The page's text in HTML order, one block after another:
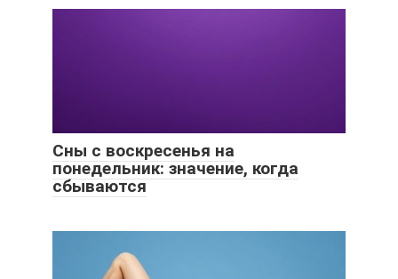
Сны с воскресенья на
понедельник: значение, когда
сбываются